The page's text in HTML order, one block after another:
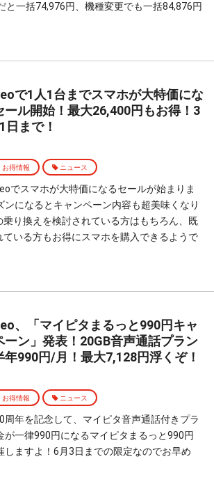
と一括74,976円、機種変更でも一括84,876円
で1人1台までスマホが大特価にな
ール開始！最大26,400円もお得！3
日まで！
お得情報 ニュース
でスマホが大特価になるセールが始まりま
ンになるとキャンペーン内容も超美味くなり
り換えを検討されている方はもちろん、既
いる方もお得にスマホを購入できるようで
、「マイピタまるっと990円キャ
ーン」発表！20GB音声通話プラン
年990円/月！最大7,128円浮くぞ！
お得情報 ニュース
年を記念して、マイピタ音声通話付きプラ
が一律990円になるマイピタまるっと990円
しますよ！6月3日までの限定なのでお早め